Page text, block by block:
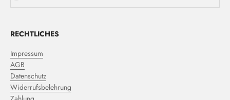
RECHTLICHES
Impressum
AGB
Datenschutz
Widerrufsbelehrung